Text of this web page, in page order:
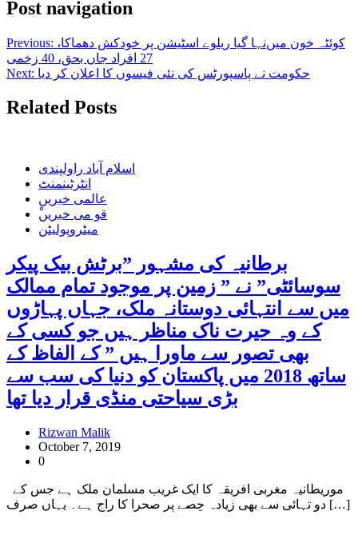
Post navigation
Previous: کوئٹہ خون میں‌نہا گیا ریلوے اسٹیشن پر خودکش دھماکا،
27 افراد جاں بحق، 40 زخمی
Next: حکومت نے پاسپورٹس کی نئی فیسوں کا اعلان کر دیا
Related Posts
اسلام آباد راولپندی
انٹرٹینمنٹ
عالمی خبریں
ْقو می خبریں
میٹروپولیٹن
برطانیہ کی مشہور ”برٹش بیک پیکر
سوسائٹی” نے ” زمین پر موجود تمام ممالک
میں سے انتہائی دوستانہ ملک، جہاں پہاڑوں
کے وہ حیرت ناک مناظر ہیں جو کسی کے
بھی تصور سے ماورا ہیں ” کے الفاظ کے
ساتھ 2018 میں پاکستان کو دنیا کی سب سے
بڑی سیاحتی منڈی قرار دیا تھا
Rizwan Malik
October 7, 2019
0
دو تہائی سے بھی زیادہ حِصے پر صحرا کا راج ہے۔ یہاں صرف […]